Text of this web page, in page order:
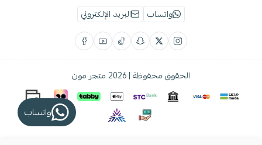
واتساب البريد الإلكتروني
الحقوق محفوظة | 2026 متجر مون
واتساب